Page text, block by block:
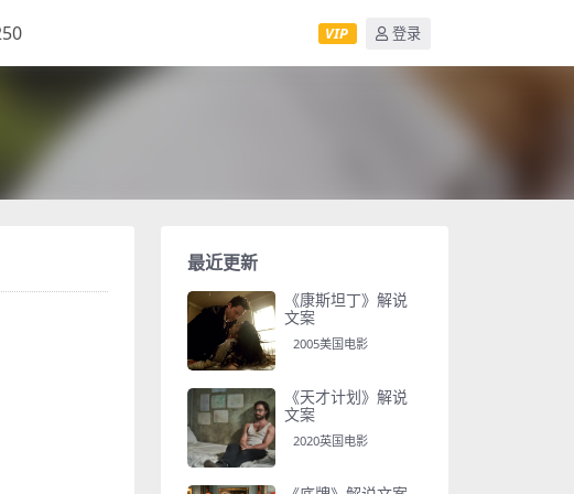
VIP 登录
最近更新
《康斯坦丁》解说
文案
2005美国电影
《天才计划》解说
文案
2020英国电影